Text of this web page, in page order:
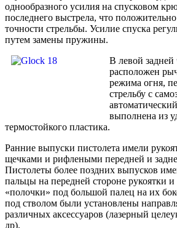
однообразного усилия на спусковом
последнего выстрела, что положительно
точности стрельбы. Усилие спуска
путем замены пружины.
В левой задней
расположен
режима огня,
стрельбу с
выполнена из
термостойкого пластика.
Ранние выпуски пистолета имели
щечками и рифлеными передней и
Пистолеты более поздних выпусков
пальцы на передней стороне рукоятки
«полочки» под большой палец на их
под стволом были установлены
различных аксессуаров (лазерный
др).